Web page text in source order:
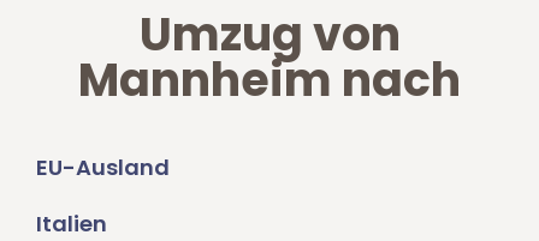
Umzug von
Mannheim nach
EU-Ausland
Italien